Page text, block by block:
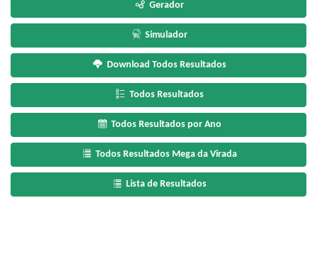
Gerador
Simulador
Download Todos Resultados
Todos Resultados
Todos Resultados por Ano
Todos Resultados Mega da Virada
Lista de Resultados